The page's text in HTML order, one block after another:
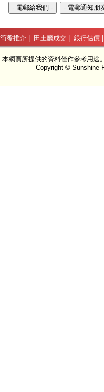
筍盤推介| 田土廳成交 銀行估價
本網頁所提供的資料僅作參考用途
Copyright © Sunshine